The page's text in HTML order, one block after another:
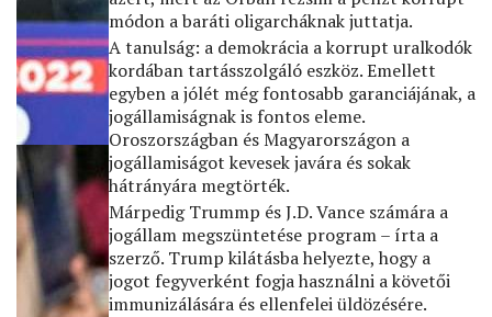
módon a baráti oligarcháknak juttatja.
A tanulság: a demokrácia a korrupt uralkodók
kordában tartásszolgáló eszköz. Emellett
egyben a jólét még fontosabb garanciájának, a
jogállamiságnak is fontos eleme.
Oroszországban és Magyarországon a
jogállamiságot kevesek javára és sokak
hátrányára megtörték.
Márpedig Trummp és J.D. Vance számára a
jogállam megszüntetése program – írta a
szerző. Trump kilátásba helyezte, hogy a
jogot fegyverként fogja használni a követői
immunizálására és ellenfelei üldözésére.